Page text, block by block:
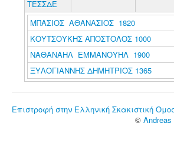
ΤΕΣΣΔΕ
ΜΠΑΣΙΟΣ ΑΘΑΝΑΣΙΟΣ 1820
ΚΟΥΤΣΟΥΚΗΣ ΑΠΟΣΤΟΛΟΣ 1000
ΝΑΘΑΝΑΗΛ ΕΜΜΑΝΟΥΗΛ 1900
ΞΥΛΟΓΙΑΝΝΗΣ ΔΗΜΗΤΡΙΟΣ 1365
Επιστροφή στην Ελληνική Σκακιστική
© Andreas